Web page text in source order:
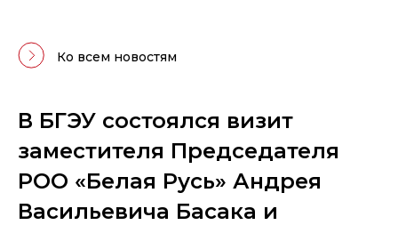
Ко всем новостям
В БГЭУ состоялся визит
заместителя Председателя
РОО «Белая Русь» Андрея
Васильевича Басака и